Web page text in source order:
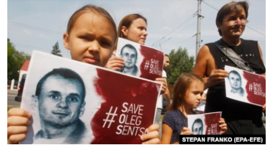
БИЗ ЖАНА ДҮЙНӨ
ЭЖЕ-СИҢДИЛЕР
АЗАТТЫК+
ЫҢГАЙСЫЗ СУРООЛОР
ОНЛАЙН ШЕРИНЕ
ЭЕ/АРнун бардык сайттары